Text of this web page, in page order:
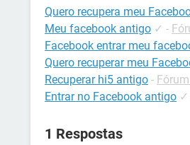
Quero recupera meu
Meu facebook antigo ✓ -
Facebook entrar meu
Quero recuperar meu
Recuperar hi5 antigo -
Entrar no Facebook antigo ✓
1 Respostas